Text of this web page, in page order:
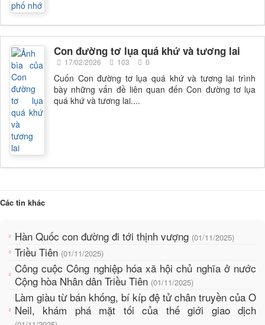
Con đường tơ lụa quá khứ và tương lai
17/02/2026 103 0
Cuốn Con đường tơ lụa quá khứ và tương lai trình
bày những vấn đề liên quan đến Con đường tơ lụa
quá khứ và tương lai....
Các tin khác
Hàn Quốc con đường đi tới thịnh vượng (01/11/2025)
Triều Tiên (01/11/2025)
Công cuộc Công nghiệp hóa xã hội chủ nghĩa ở nước
Cộng hòa Nhân dân Triều Tiên (01/11/2025)
Làm giàu từ bán khống, bí kíp đệ tử chân truyền của O
Neil, khám phá mặt tối của thế giới giao dịch